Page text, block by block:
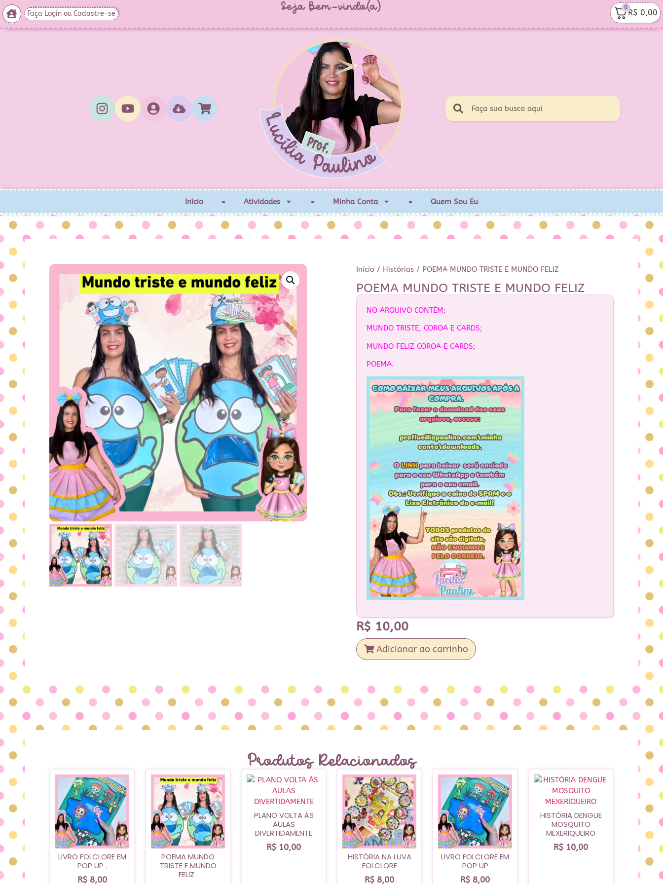
Faça Login ou Cadastre-se Seja Bem-vindo(a) 0
R$ 0,00
Início Atividades Minha Conta Quem Sou Eu
Início / Histórias / POEMA MUNDO TRISTE E MUNDO FELIZ
POEMA MUNDO TRISTE E MUNDO FELIZ
NO ARQUIVO CONTÉM;
MUNDO TRISTE, COROA E CARDS;
MUNDO FELIZ COROA E CARDS;
POEMA.
R$ 10,00
Adicionar ao carrinho
Produtos Relacionados
LIVRO FOLCLORE EM
POP UP .
R$ 8,00
POEMA MUNDO
TRISTE E MUNDO
FELIZ .
PLANO VOLTA ÀS
AULAS
DIVERTIDAMENTE
R$ 10,00
HISTÓRIA NA LUVA
FOLCLORE
R$ 8,00
LIVRO FOLCLORE EM
POP UP
R$ 8,00
HISTÓRIA DENGUE
MOSQUITO
MEXERIQUEIRO
R$ 10,00